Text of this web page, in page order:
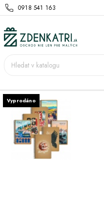
0918 541 163
Vyprodáno